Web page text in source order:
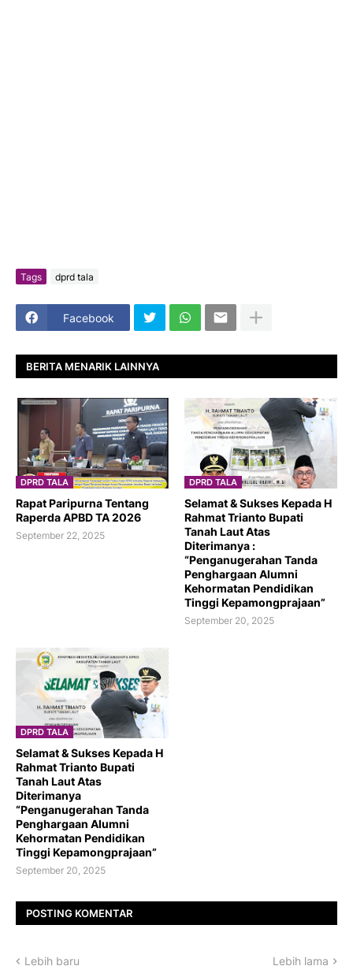
Tags dprd tala
Facebook
BERITA MENARIK LAINNYA
DPRD TALA
Rapat Paripurna Tentang
Raperda APBD TA 2026
September 22, 2025
DPRD TALA
Selamat & Sukses Kepada H
Rahmat Trianto Bupati
Tanah Laut Atas
Diterimanya :
“Penganugerahan Tanda
Penghargaan Alumni
Kehormatan Pendidikan
Tinggi Kepamongprajaan”
September 20, 2025
DPRD TALA
Selamat & Sukses Kepada H
Rahmat Trianto Bupati
Tanah Laut Atas
Diterimanya
“Penganugerahan Tanda
Penghargaan Alumni
Kehormatan Pendidikan
Tinggi Kepamongprajaan”
September 20, 2025
POSTING KOMENTAR
Lebih baru Lebih lama